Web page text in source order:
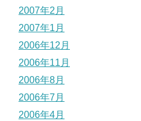
2007年2月
2007年1月
2006年12月
2006年11月
2006年8月
2006年7月
2006年4月